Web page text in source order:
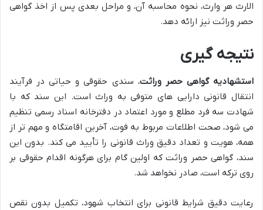
الارث هر وارث، نحوه محاسبه آن، و مراحل بعدی پس از اخذ گواهی
حصر وراثت نیز ارائه دهد.
نتیجه گیری
استشهادیه گواهی حصر وراثت، سندی حقوقی و حیاتی در فرآیند
انتقال قانونی دارایی های متوفی به وراث است. این سند که با
شهادت سه فرد مطلع و مورد اعتماد در دفترخانه اسناد رسمی تنظیم
می شود، صحت اطلاعات مربوط به فوت، آخرین اقامتگاه و مهم تر از
همه، هویت و تعداد دقیق وراث قانونی را تأیید می کند. بدون این
سند، گواهی حصر وراثت که اولین گام برای هرگونه اقدام حقوقی بر
روی ترکه است، صادر نخواهد شد.
رعایت دقیق شرایط قانونی برای انتخاب شهود، تکمیل بدون نقص